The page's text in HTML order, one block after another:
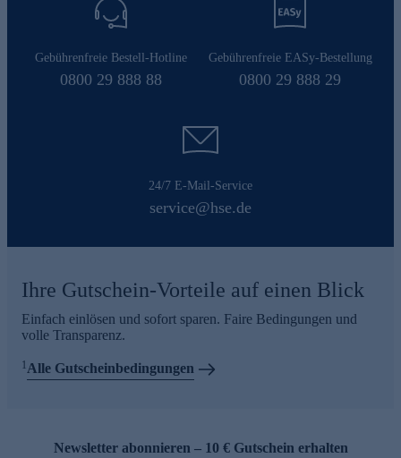
Gebührenfreie Bestell-Hotline
0800 29 888 88
Gebührenfreie EASy-Bestellung
0800 29 888 29
24/7 E-Mail-Service
service@hse.de
Ihre Gutschein-Vorteile auf einen Blick
Einfach einlösen und sofort sparen. Faire Bedingungen und
volle Transparenz.
1Alle Gutscheinbedingungen
Newsletter abonnieren – 10 € Gutschein erhalten